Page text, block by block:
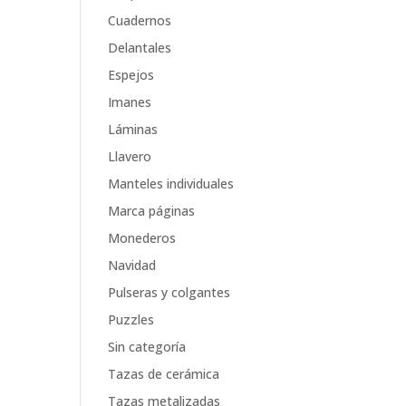
Cuadernos
Delantales
Espejos
Imanes
Láminas
Llavero
Manteles individuales
Marca páginas
Monederos
Navidad
Pulseras y colgantes
Puzzles
Sin categoría
Tazas de cerámica
Tazas metalizadas